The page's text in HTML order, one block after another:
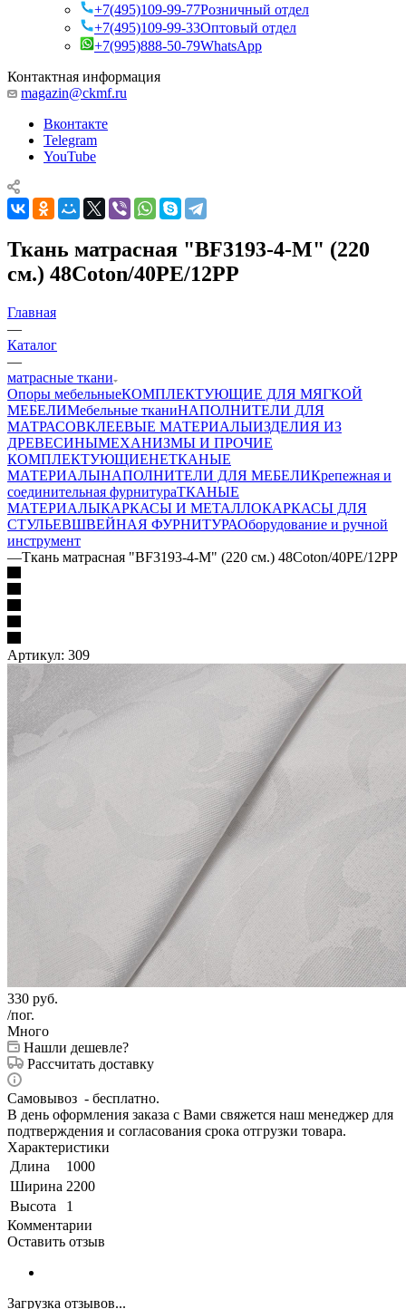
+7(495)109-99-77Розничный отдел
+7(495)109-99-33Оптовый отдел
+7(995)888-50-79WhatsApp
Контактная информация
magazin@ckmf.ru
Вконтакте
Telegram
YouTube
Ткань матрасная "BF3193-4-М" (220
см.) 48Coton/40PE/12PP
Главная
—
Каталог
—
матрасные ткани
Опоры мебельныеКОМПЛЕКТУЮЩИЕ ДЛЯ МЯГКОЙ
МЕБЕЛИМебельные тканиНАПОЛНИТЕЛИ ДЛЯ
МАТРАСОВКЛЕЕВЫЕ МАТЕРИАЛЫИЗДЕЛИЯ ИЗ
ДРЕВЕСИНЫМЕХАНИЗМЫ И ПРОЧИЕ
КОМПЛЕКТУЮЩИЕНЕТКАНЫЕ
МАТЕРИАЛЫНАПОЛНИТЕЛИ ДЛЯ МЕБЕЛИКрепежная и
соединительная фурнитураТКАНЫЕ
МАТЕРИАЛЫКАРКАСЫ И МЕТАЛЛОКАРКАСЫ ДЛЯ
СТУЛЬЕВШВЕЙНАЯ ФУРНИТУРАОборудование и ручной
инструмент
—Ткань матрасная "BF3193-4-М" (220 см.) 48Coton/40PE/12PP
Артикул: 309
330 руб.
/пог.
Много
Нашли дешевле?
Рассчитать доставку
Самовывоз - бесплатно.
В день оформления заказа с Вами свяжется наш менеджер для
подтверждения и согласования срока отгрузки товара.
Характеристики
Длина
1000
Ширина 2200
Высота
1
Комментарии
Оставить отзыв
Загрузка отзывов...